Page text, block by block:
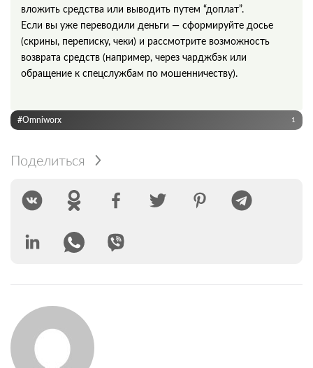
вложить средства или выводить путем “доплат”.
Если вы уже переводили деньги — сформируйте досье
(скрины, переписку, чеки) и рассмотрите возможность
возврата средств (например, через чарджбэк или
обращение к спецслужбам по мошенничеству).
#Omniworx 1
Поделиться